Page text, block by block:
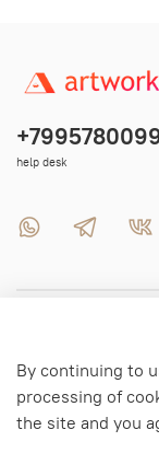
Menu 2
help desk
By continuing to
processing of
the site and you